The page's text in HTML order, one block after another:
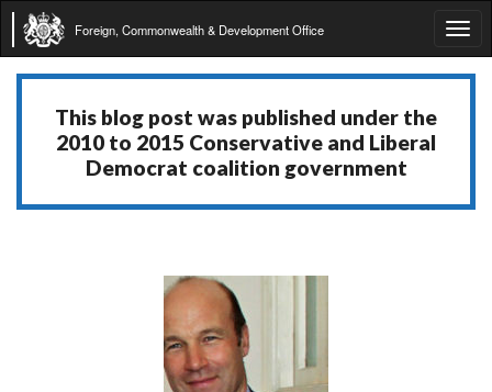
Foreign, Commonwealth & Development Office
This blog post was published under the
2010 to 2015 Conservative and Liberal
Democrat coalition government